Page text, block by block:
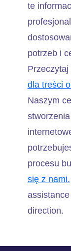
te
potrzeb i
Przeczytaj
dla treści
Naszym
procesu
się z nami.
direction.